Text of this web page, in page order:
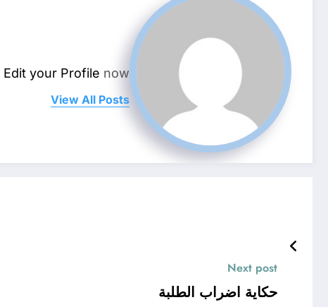
Edit your Profile now.
View All Posts
Next post
حكاية اضراب الطلبة